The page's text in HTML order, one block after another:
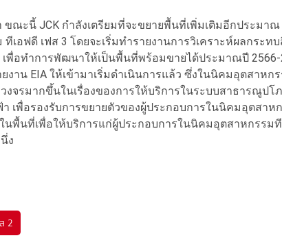
ณะนี้ JCK กำลังเตรียมที่จะขยายพื้นที่เพิ่มเติมอีกประมาณ
เอฟดี เฟส 3 โดยจะเริ่มทำรายงานการวิเคราะห์ผลกระท
พื่อทำการพัฒนาให้เป็นพื้นที่พร้อมขายได้ประมาณปี 2566-
าน EIA ให้เข้ามาเริ่มดำเนินการแล้ว ซึ่งในนิคมอุตสาหก
จรมากขึ้นในเรื่องของการให้บริการในระบบสาธารณูปโ
า เพื่อรองรับการขยายตัวของผู้ประกอบการในนิคมอุตสาห
นพื้นที่เพื่อให้บริการแก่ผู้ประกอบการในนิคมอุตสาหกรรมที
ง
2